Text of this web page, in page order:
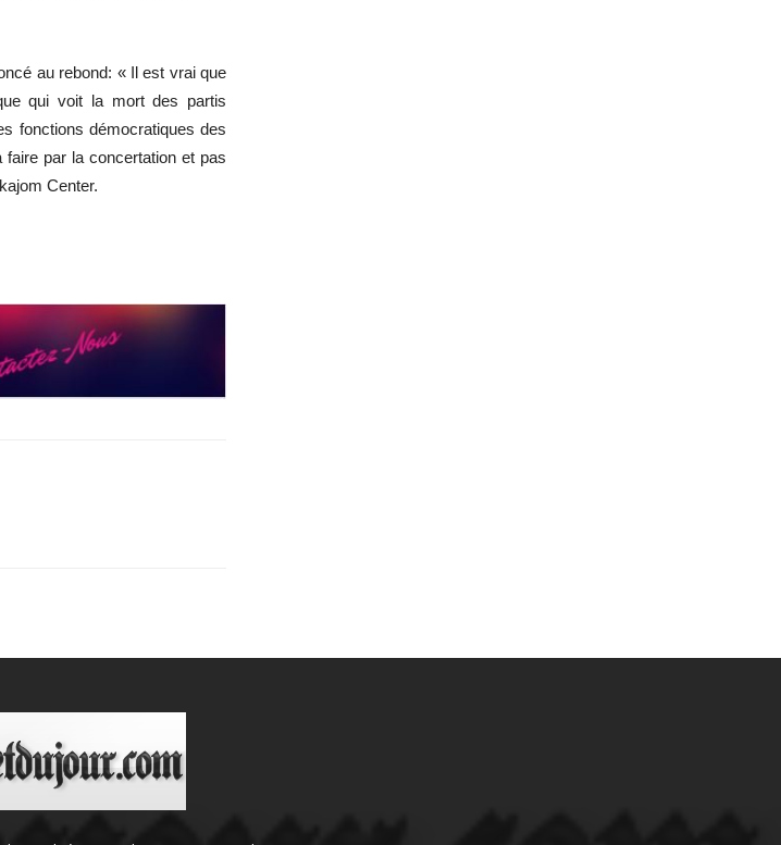
au rebond: « Il est vrai que
qui voit la mort des partis
fonctions démocratiques des
faire par la concertation et pas
Center.